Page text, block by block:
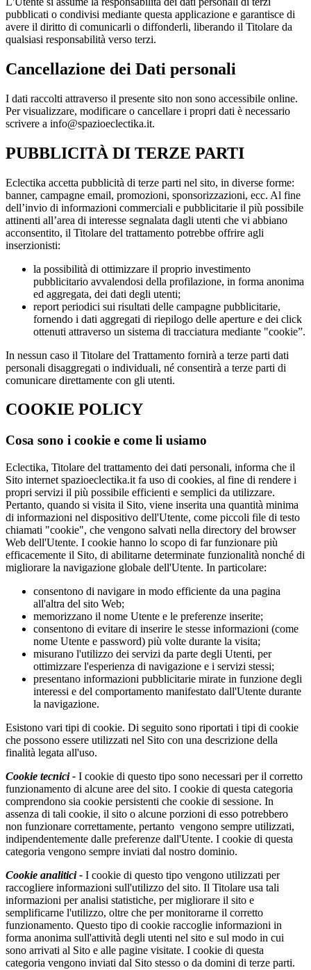
pubblicati o condivisi mediante questa applicazione e garantisce di
avere il diritto di comunicarli o diffonderli, liberando il Titolare da
qualsiasi responsabilità verso terzi.
Cancellazione dei Dati personali
I dati raccolti attraverso il presente sito non sono accessibile online.
Per visualizzare, modificare o cancellare i propri dati è necessario
scrivere a info@spazioeclectika.it.
PUBBLICITÀ DI TERZE PARTI
Eclectika accetta pubblicità di terze parti nel sito, in diverse forme:
banner, campagne email, promozioni, sponsorizzazioni, ecc. Al fine
dell’invio di informazioni commerciali e pubblicitarie il più possibile
attinenti all’area di interesse segnalata dagli utenti che vi abbiano
acconsentito, il Titolare del trattamento potrebbe offrire agli
inserzionisti:
la possibilità di ottimizzare il proprio investimento
pubblicitario avvalendosi della profilazione, in forma anonima
ed aggregata, dei dati degli utenti;
report periodici sui risultati delle campagne pubblicitarie,
fornendo i dati aggregati di riepilogo delle aperture e dei click
ottenuti attraverso un sistema di tracciatura mediante "cookie”.
In nessun caso il Titolare del Trattamento fornirà a terze parti dati
personali disaggregati o individuali, né consentirà a terze parti di
comunicare direttamente con gli utenti.
COOKIE POLICY
Cosa sono i cookie e come li usiamo
Eclectika, Titolare del trattamento dei dati personali, informa che il
Sito internet spazioeclectika.it fa uso di cookies, al fine di rendere i
propri servizi il più possibile efficienti e semplici da utilizzare.
Pertanto, quando si visita il Sito, viene inserita una quantità minima
di informazioni nel dispositivo dell'Utente, come piccoli file di testo
chiamati "cookie", che vengono salvati nella directory del browser
Web dell'Utente. I cookie hanno lo scopo di far funzionare più
efficacemente il Sito, di abilitarne determinate funzionalità nonché di
migliorare la navigazione globale dell'Utente. In particolare:
consentono di navigare in modo efficiente da una pagina
all'altra del sito Web;
memorizzano il nome Utente e le preferenze inserite;
consentono di evitare di inserire le stesse informazioni (come
nome Utente e password) più volte durante la visita;
misurano l'utilizzo dei servizi da parte degli Utenti, per
ottimizzare l'esperienza di navigazione e i servizi stessi;
presentano informazioni pubblicitarie mirate in funzione degli
interessi e del comportamento manifestato dall'Utente durante
la navigazione.
Esistono vari tipi di cookie. Di seguito sono riportati i tipi di cookie
che possono essere utilizzati nel Sito con una descrizione della
finalità legata all'uso.
Cookie tecnici - I cookie di questo tipo sono necessari per il corretto
funzionamento di alcune aree del sito. I cookie di questa categoria
comprendono sia cookie persistenti che cookie di sessione. In
assenza di tali cookie, il sito o alcune porzioni di esso potrebbero
non funzionare correttamente, pertanto vengono sempre utilizzati,
indipendentemente dalle preferenze dall'Utente. I cookie di questa
categoria vengono sempre inviati dal nostro dominio.
Cookie analitici - I cookie di questo tipo vengono utilizzati per
raccogliere informazioni sull'utilizzo del sito. Il Titolare usa tali
informazioni per analisi statistiche, per migliorare il sito e
semplificarne l'utilizzo, oltre che per monitorarne il corretto
funzionamento. Questo tipo di cookie raccoglie informazioni in
forma anonima sull'attività degli utenti nel sito e sul modo in cui
sono arrivati al Sito e alle pagine visitate. I cookie di questa
categoria vengono inviati dal Sito stesso o da domini di terze parti.